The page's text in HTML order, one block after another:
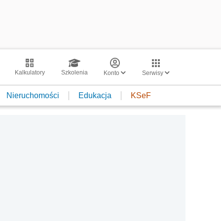
Kalkulatory Szkolenia Konto Serwisy
Nieruchomości Edukacja KSeF